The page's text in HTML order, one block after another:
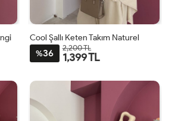
Cool Şallı Keten Takım Naturel
%36 2,200 TL
1,399 TL